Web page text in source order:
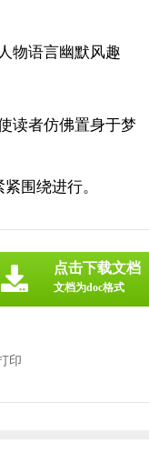
物语言幽默风趣
读者仿佛置身于梦
围绕进行。
印
点击下载文档
文档为doc格式